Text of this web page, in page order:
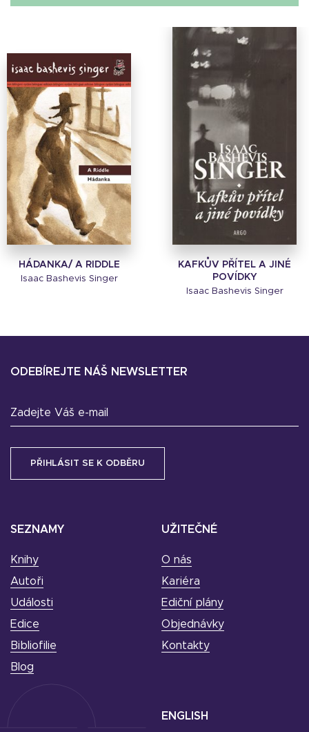
HÁDANKA/ A RIDDLE
Isaac Bashevis Singer
KAFKŮV PŘÍTEL A JINÉ
POVÍDKY
Isaac Bashevis Singer
SEZNAMY
Knihy
Autoři
Události
Edice
Bibliofilie
Blog
UŽITEČNÉ
O nás
Kariéra
Ediční plány
Objednávky
Kontakty
ODEBÍREJTE NÁŠ NEWSLETTER
Zadejte Váš e-mail
ENGLISH